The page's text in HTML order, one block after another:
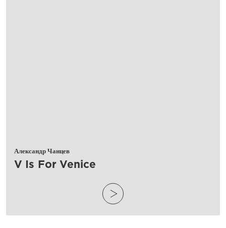
Александр Чанцев
​V Is For Venice